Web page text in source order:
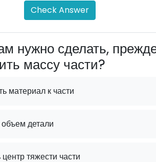
Check Answer
нужно сделать,
массу части?
материал к части
детали
тяжести части